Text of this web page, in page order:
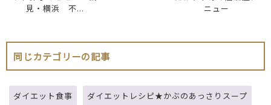
見・横浜 不...
ニュー
同じカテゴリーの記事
ダイエット食事 ダイエットレシピ★かぶのあっさりスープ